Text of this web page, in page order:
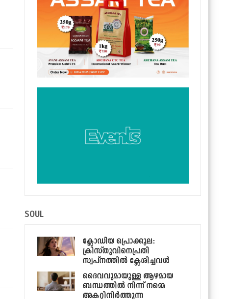
SOUL
ക്ലോഡിയ പ്രൊക്കൂല:
ക്രിസ്തുവിനെപ്രതി
സ്വപ്‌നത്തില്‍ ക്ലേശിച്ചവള്‍
ദൈവവുമായുള്ള ആഴമായ
ബന്ധത്തില്‍ നിന്ന് നമ്മെ
അകറ്റിനിര്‍ത്തുന്ന